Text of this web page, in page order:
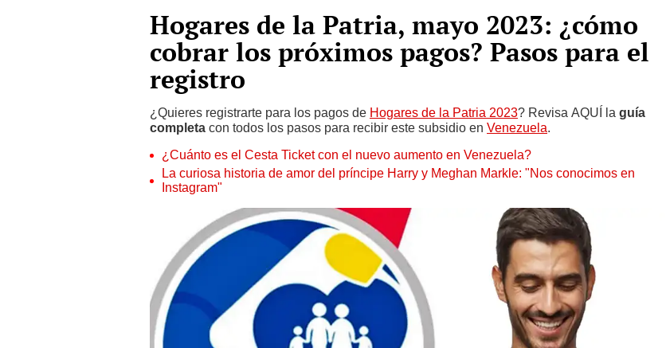
Hogares de la Patria, mayo 2023: ¿cómo
cobrar los próximos pagos? Pasos para el
registro
¿Quieres registrarte para los pagos de Hogares de la Patria 2023? Revisa AQUÍ la guía
completa con todos los pasos para recibir este subsidio en Venezuela.
¿Cuánto es el Cesta Ticket con el nuevo aumento en Venezuela?
La curiosa historia de amor del príncipe Harry y Meghan Markle: "Nos conocimos en
Instagram"